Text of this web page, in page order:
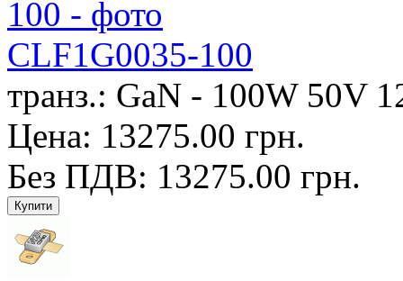
CLF1G0035-100
транз.: GaN - 100W
Цена: 13275.00 грн.
Без ПДВ: 13275.00 грн.